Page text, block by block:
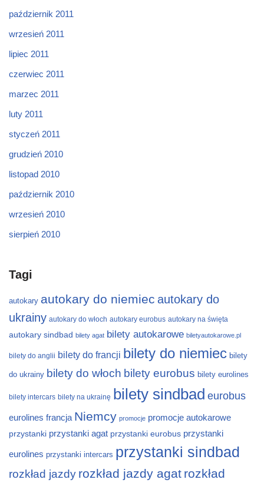
październik 2011
wrzesień 2011
lipiec 2011
czerwiec 2011
marzec 2011
luty 2011
styczeń 2011
grudzień 2010
listopad 2010
październik 2010
wrzesień 2010
sierpień 2010
Tagi
autokary autokary do niemiec autokary do
ukrainy autokary do włoch autokary eurobus autokary na święta
autokary sindbad bilety agat bilety autokarowe biletyautokarowe.pl
bilety do anglii bilety do francji bilety do niemiec bilety
do ukrainy bilety do włoch bilety eurobus bilety eurolines
bilety intercars bilety na ukrainę bilety sindbad eurobus
eurolines francja Niemcy promocje promocje autokarowe
przystanki przystanki agat przystanki eurobus przystanki
eurolines przystanki intercars przystanki sindbad
rozkład jazdy rozkład jazdy agat rozkład